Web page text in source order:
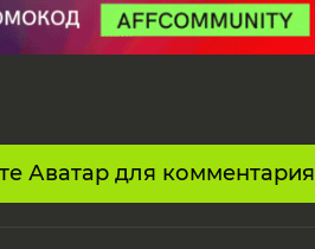
Аватар для комментария